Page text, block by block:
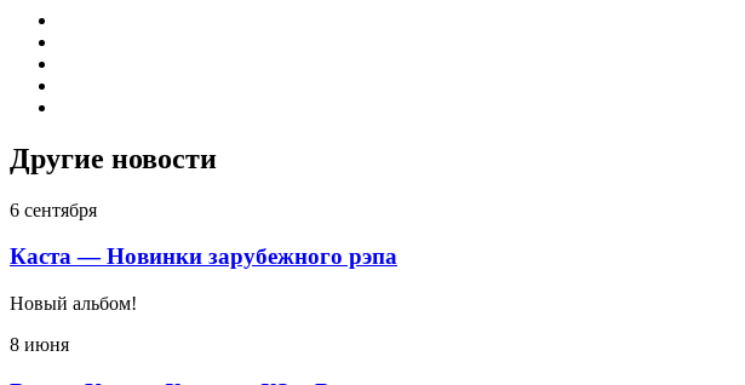
Другие новости
6 сентября
Каста — Новинки зарубежного рэпа
Новый альбом!
8 июня